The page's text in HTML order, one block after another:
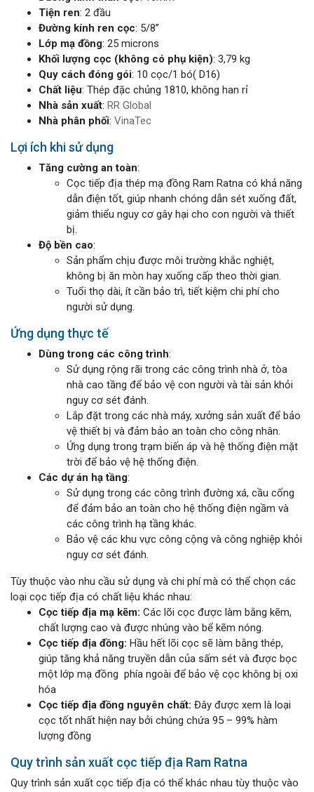
Tiện ren: 2 đầu
Đường kính ren cọc: 5/8”
Lớp mạ đồng: 25 microns
Khối lượng cọc (không có phụ kiện): 3,79 kg
Quy cách đóng gói: 10 cọc/1 bó( D16)
Chất liệu: Thép đặc chủng 1810, không han rỉ
Nhà sản xuất: RR Global
Nhà phân phối: VinaTec
Lợi ích khi sử dụng
Tăng cường an toàn:
Cọc tiếp địa thép mạ đồng Ram Ratna có khả năng
dẫn điện tốt, giúp nhanh chóng dẫn sét xuống đất,
giảm thiểu nguy cơ gây hại cho con người và thiết
bị.
Độ bền cao:
Sản phẩm chịu được môi trường khắc nghiệt,
không bị ăn mòn hay xuống cấp theo thời gian.
Tuổi thọ dài, ít cần bảo trì, tiết kiệm chi phí cho
người sử dụng.
Ứng dụng thực tế
Dùng trong các công trình:
Sử dụng rộng rãi trong các công trình nhà ở, tòa
nhà cao tầng để bảo vệ con người và tài sản khỏi
nguy cơ sét đánh.
Lắp đặt trong các nhà máy, xưởng sản xuất để bảo
vệ thiết bị và đảm bảo an toàn cho công nhân.
Ứng dụng trong trạm biến áp và hệ thống điện mặt
trời để bảo vệ hệ thống điện.
Các dự án hạ tầng:
Sử dụng trong các công trình đường xá, cầu cống
để đảm bảo an toàn cho hệ thống điện ngầm và
các công trình hạ tầng khác.
Bảo vệ các khu vực công cộng và công nghiệp khỏi
nguy cơ sét đánh.
Tùy thuộc vào nhu cầu sử dụng và chi phí mà có thể chọn các
loại cọc tiếp địa có chất liệu khác nhau:
Cọc tiếp địa mạ kẽm: Các lõi cọc được làm bằng kẽm,
chất lượng cao và được nhúng vào bể kẽm nóng.
Cọc tiếp địa đồng: Hầu hết lõi cọc sẽ làm bằng thép,
giúp tăng khả năng truyền dẫn của sấm sét và được bọc
một lớp mạ đồng phía ngoài để bảo vệ cọc không bị oxi
hóa
Cọc tiếp địa đồng nguyên chất: Đây được xem là loại
cọc tốt nhất hiện nay bởi chúng chứa 95 – 99% hàm
lượng đồng
Quy trình sản xuất cọc tiếp địa Ram Ratna
Quy trình sản xuất cọc tiếp địa có thể khác nhau tùy thuộc vào